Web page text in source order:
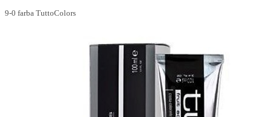
9-0 farba TuttoColors